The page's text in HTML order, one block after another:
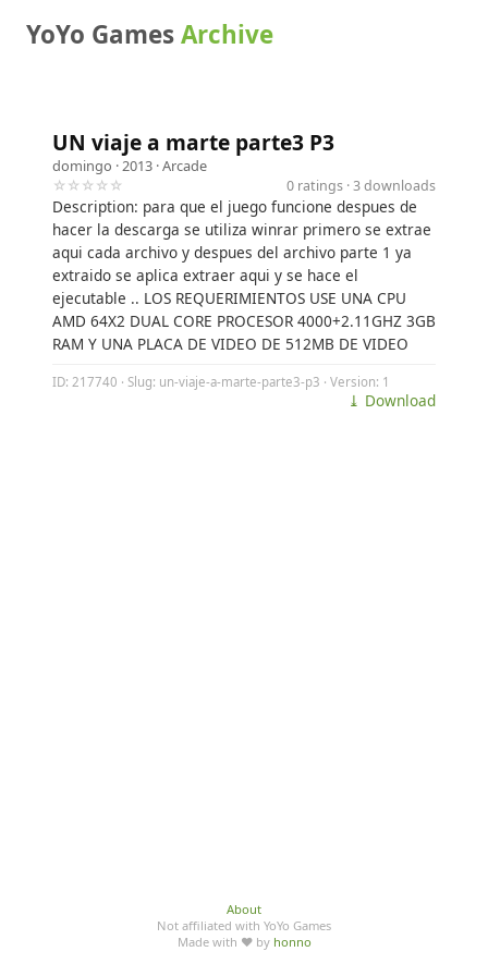
YoYo GamesArchive
UN viaje a marte parte3 P3
domingo · 2013 ·Arcade
☆☆☆☆☆
0 ratings · 3 downloads
Description: para que el juego funcione despues de
hacer la descarga se utiliza winrar primero se extrae
aqui cada archivo y despues del archivo parte 1 ya
extraido se aplica extraer aqui y se hace el
ejecutable .. LOS REQUERIMIENTOS USE UNA CPU
AMD 64X2 DUAL CORE PROCESOR 4000+2.11GHZ 3GB
RAM Y UNA PLACA DE VIDEO DE 512MB DE VIDEO
ID: 217740 · Slug: un-viaje-a-marte-parte3-p3 · Version: 1
⤓ Download
About
Not affiliated with YoYo Games
Made with ♥ by honno